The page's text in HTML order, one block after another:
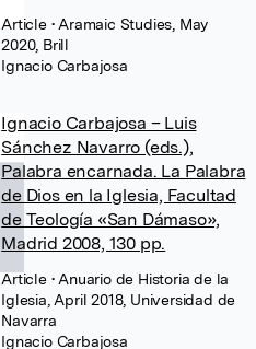
Article • Aramaic Studies, May
2020, Brill
Ignacio Carbajosa
Ignacio Carbajosa – Luis
Sánchez Navarro (eds.),
Palabra encarnada. La Palabra
de Dios en la Iglesia, Facultad
de Teología «San Dámaso»,
Madrid 2008, 130 pp.
Article • Anuario de Historia de la
Iglesia, April 2018, Universidad de
Navarra
Ignacio Carbajosa